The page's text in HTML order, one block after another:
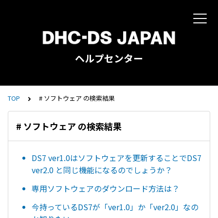
ヘルプセンター
TOP # ソフトウェア の検索結果
# ソフトウェア の検索結果
DS7 ver1.0はソフトウェアを更新することでDS7
ver2.0 と同じ機能になるのでしょうか？
専用ソフトウェアのダウンロード方法は？
今持っているDS7が「ver1.0」か「ver2.0」なの